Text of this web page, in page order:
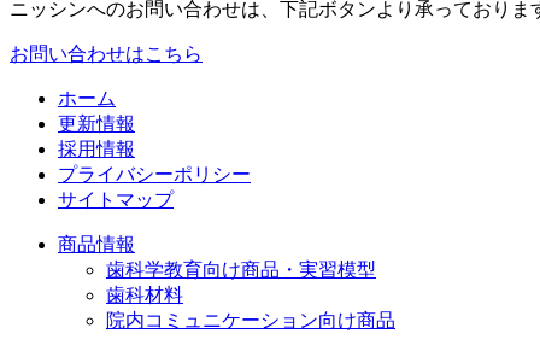
ニッシンへのお問い合わせは、下記ボタンより承っておりま
お問い合わせはこちら
ホーム
更新情報
採用情報
プライバシーポリシー
サイトマップ
商品情報
歯科学教育向け商品・実習模型
歯科材料
院内コミュニケーション向け商品